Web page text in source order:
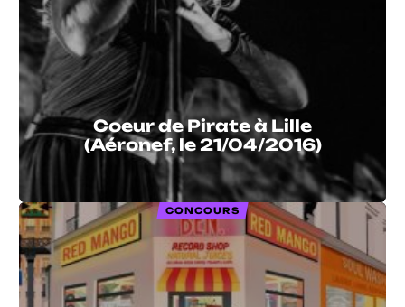
Coeur de Pirate à Lille
(Aéronef, le 21/04/2016)
CONCOURS